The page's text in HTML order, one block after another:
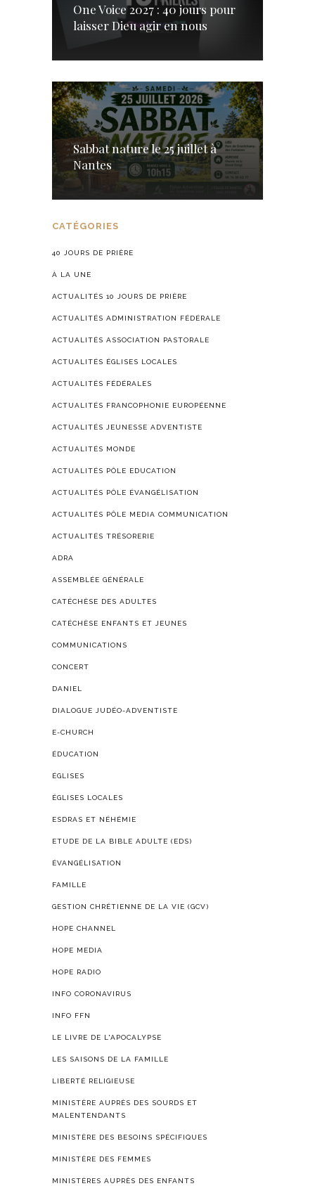
One Voice 2027 : 40 jours pour
laisser Dieu agir en nous
Sabbat nature le 25 juillet à
Nantes
CATÉGORIES
40 JOURS DE PRIÈRE
À LA UNE
ACTUALITÉS 10 JOURS DE PRIÈRE
ACTUALITÉS ADMINISTRATION FÉDÉRALE
ACTUALITÉS ASSOCIATION PASTORALE
ACTUALITÉS ÉGLISES LOCALES
ACTUALITÉS FÉDÉRALES
ACTUALITÉS FRANCOPHONIE EUROPÉENNE
ACTUALITÉS JEUNESSE ADVENTISTE
ACTUALITÉS MONDE
ACTUALITÉS PÔLE EDUCATION
ACTUALITÉS PÔLE ÉVANGÉLISATION
ACTUALITÉS PÔLE MEDIA COMMUNICATION
ACTUALITÉS TRÉSORERIE
ADRA
ASSEMBLÉE GÉNÉRALE
CATÉCHÈSE DES ADULTES
CATÉCHÈSE ENFANTS ET JEUNES
COMMUNICATIONS
CONCERT
DANIEL
DIALOGUE JUDÉO-ADVENTISTE
E-CHURCH
ÉDUCATION
ÉGLISES
ÉGLISES LOCALES
ESDRAS ET NÉHÉMIE
ETUDE DE LA BIBLE ADULTE (EDS)
ÉVANGÉLISATION
FAMILLE
GESTION CHRÉTIENNE DE LA VIE (GCV)
HOPE CHANNEL
HOPE MEDIA
HOPE RADIO
INFO CORONAVIRUS
INFO FFN
LE LIVRE DE L'APOCALYPSE
LES SAISONS DE LA FAMILLE
LIBERTÉ RELIGIEUSE
MINISTÈRE AUPRÈS DES SOURDS ET
MALENTENDANTS
MINISTÈRE DES BESOINS SPÉCIFIQUES
MINISTÈRE DES FEMMES
MINISTÈRES AUPRÈS DES ENFANTS